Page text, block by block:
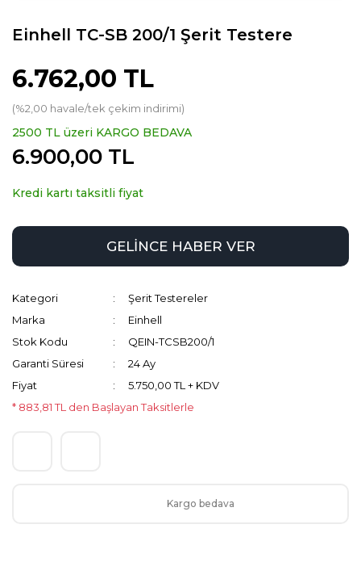
Einhell TC-SB 200/1 Şerit Testere
6.762,00 TL
(%2,00 havale/tek çekim indirimi)
2500 TL üzeri KARGO BEDAVA
6.900,00 TL
Kredi kartı taksitli fiyat
GELİNCE HABER VER
Kategori
Şerit Testereler
Marka
Einhell
Stok Kodu
QEIN-TCSB200/1
Garanti Süresi
24 Ay
Fiyat
5.750,00 TL + KDV
* 883,81 TL den Başlayan Taksitlerle
Kargo bedava